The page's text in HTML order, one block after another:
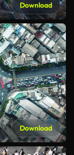
Download
Download